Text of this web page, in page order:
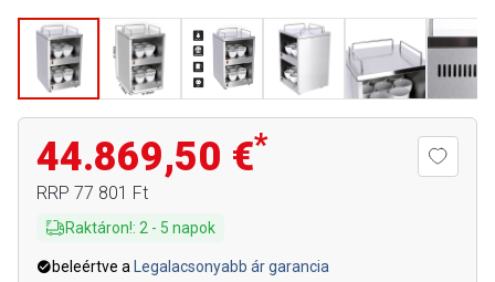
44.869,50 €*
RRP 77 801 Ft
Raktáron!: 2 - 5 napok
beleértve a
Legalacsonyabb ár garancia